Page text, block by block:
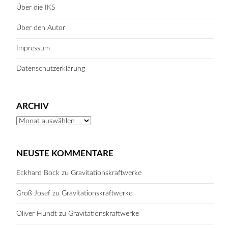
Über die IKS
Über den Autor
Impressum
Datenschutzerklärung
ARCHIV
Archiv
NEUSTE KOMMENTARE
Eckhard Bockzu Gravitationskraftwerke
Groß Josefzu Gravitationskraftwerke
Oliver Hundtzu Gravitationskraftwerke